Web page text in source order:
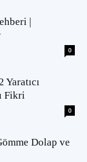
|
0
Fikri
0
Dolap ve